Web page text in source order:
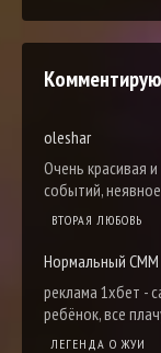
oleshar
Очень красивая
событий, неявное
ВТОРАЯ ЛЮБОВЬ
Нормальный СММ
реклама 1хбет -
ребёнок, все
ЛЕГЕНДА О ЖУИ